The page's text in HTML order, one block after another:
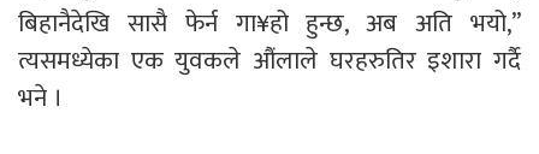
बिहानैदेखि सासै फेर्न गा¥हो हुन्छ, अब अति भयो,”
त्यसमध्येका एक युवकले औंलाले घरहरुतिर इशारा गर्दै
भने ।